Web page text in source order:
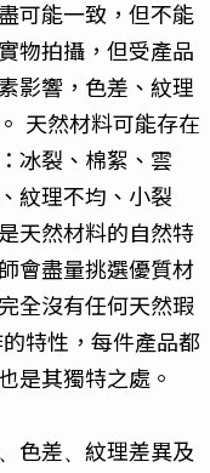
可能一致，但不能
物拍攝，但受產品
影響，色差、紋理
天然材料可能存在
冰裂、棉絮、雲
紋理不均、小裂
天然材料的自然特
會盡量挑選優質材
全沒有任何天然瑕
特性，每件產品都
是其獨特之處。
色差、紋理差異及